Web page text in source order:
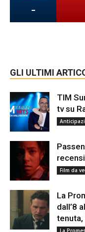
-
GLI ULTIMI
TIM
tv su
Film da
La
dall’8
tenuta,